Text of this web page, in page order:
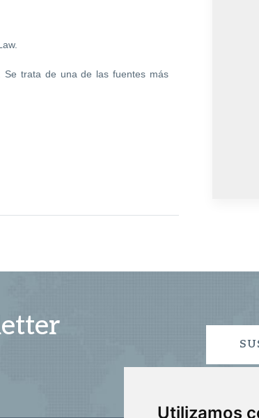
Utilizamos
Se trata de una de las fuentes más